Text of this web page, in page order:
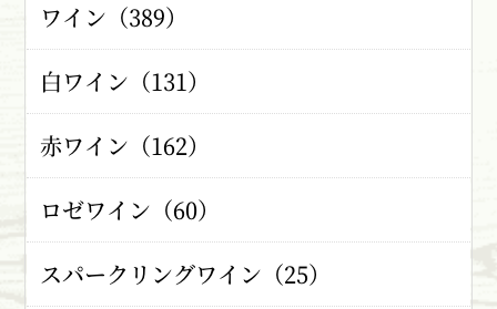
ワイン（389）
白ワイン（131）
赤ワイン（162）
ロゼワイン（60）
スパークリングワイン（25）